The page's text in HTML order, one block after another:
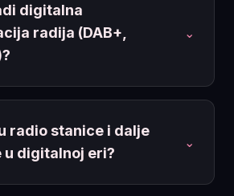
digitalna
radija (DAB+,
⌄
radio stanice i dalje
u digitalnoj eri?
⌄